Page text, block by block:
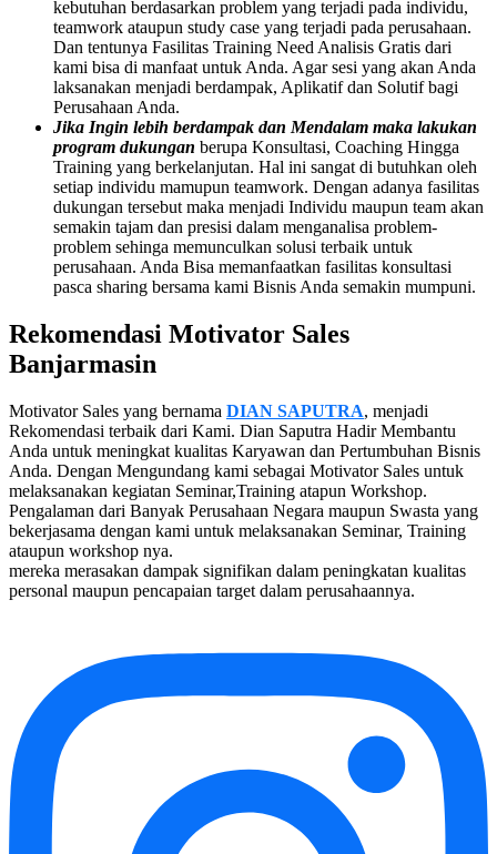
kebutuhan berdasarkan problem yang terjadi pada individu,
teamwork ataupun study case yang terjadi pada perusahaan.
Dan tentunya Fasilitas Training Need Analisis Gratis dari
kami bisa di manfaat untuk Anda. Agar sesi yang akan Anda
laksanakan menjadi berdampak, Aplikatif dan Solutif bagi
Perusahaan Anda.
Jika Ingin lebih berdampak dan Mendalam maka lakukan
program dukungan berupa Konsultasi, Coaching Hingga
Training yang berkelanjutan. Hal ini sangat di butuhkan oleh
setiap individu mamupun teamwork. Dengan adanya fasilitas
dukungan tersebut maka menjadi Individu maupun team akan
semakin tajam dan presisi dalam menganalisa problem-
problem sehinga memunculkan solusi terbaik untuk
perusahaan. Anda Bisa memanfaatkan fasilitas konsultasi
pasca sharing bersama kami Bisnis Anda semakin mumpuni.
Rekomendasi Motivator Sales
Banjarmasin
Motivator Sales yang bernama DIAN SAPUTRA, menjadi
Rekomendasi terbaik dari Kami. Dian Saputra Hadir Membantu
Anda untuk meningkat kualitas Karyawan dan Pertumbuhan Bisnis
Anda. Dengan Mengundang kami sebagai Motivator Sales untuk
melaksanakan kegiatan Seminar,Training atapun Workshop.
Pengalaman dari Banyak Perusahaan Negara maupun Swasta yang
bekerjasama dengan kami untuk melaksanakan Seminar, Training
ataupun workshop nya.
mereka merasakan dampak signifikan dalam peningkatan kualitas
personal maupun pencapaian target dalam perusahaannya.